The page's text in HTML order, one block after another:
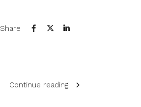
Share
Continue reading